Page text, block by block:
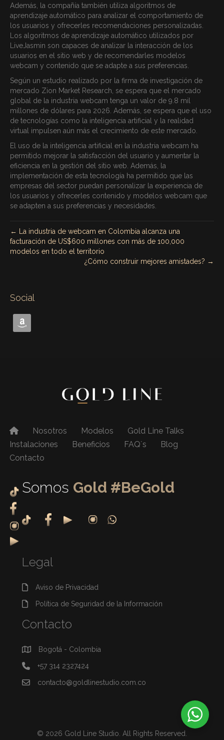
Además, la compañía también utiliza algoritmos de
aprendizaje automático para analizar el comportamiento de
los usuarios y ofrecerles recomendaciones personalizadas.
Los algoritmos de aprendizaje automático utilizados por
LiveJasmin son capaces de analizar la interacción de los
usuarios en el sitio web y de recomendarles modelos
webcam y contenido que se adapte a sus preferencias.
Según un estudio realizado por la firma de investigación de
mercado Zion Market Research, se espera que el mercado
global de la industria webcam tenga un valor de 9.8 mil
millones de dólares para 2026. Además, se espera que el uso
de tecnologías como la inteligencia artificial y la realidad
virtual impulsen aún más el crecimiento de este mercado.
El uso de la inteligencia artificial en la industria webcam ha
permitido mejorar la satisfacción del usuario y aumentar la
eficiencia en la gestión del sitio web. Además, la
implementación de esta tecnología ha permitido que las
empresas del sector puedan personalizar la experiencia de
los usuarios y ofrecerles contenido y modelos webcam que
se adapten a sus preferencias y necesidades.
← La industria de webcam en Colombia alcanza una
facturación de US$600 millones con más de 100,000
modelos en todo el territorio
¿Cómo construir mejores amistades? →
Social
Nosotros Modelos
Gold Line Talks
Instalaciones
Beneficios FAQ´s
Blog
Contacto
Somos Gold #BeGold
Legal
Aviso de Privacidad
Política de Seguridad de la Información
Contacto
Bogotá - Colombia
+57 314 2327424
contacto@goldlinestudio.com.co
© 2026 Gold Line Studio. All Rights Reserved.